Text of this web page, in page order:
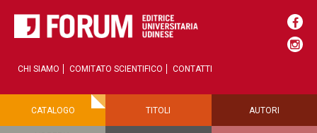
CHI SIAMO COMITATO SCIENTIFICO CONTATTI
CATALOGO TITOLI AUTORI